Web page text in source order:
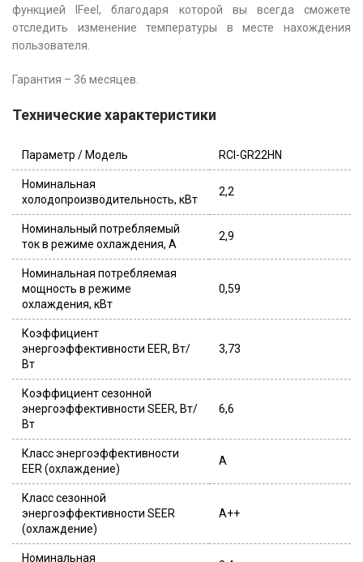
функцией IFeel, благодаря которой вы всегда сможете
отследить изменение температуры в месте нахождения
пользователя.
Гарантия – 36 месяцев.
Технические характеристики
Параметр / Модель RCI-GR22HN
Номинальная
холодопроизводительность, кВт
2,2
Номинальный потребляемый
ток в режиме охлаждения, A
2,9
Номинальная потребляемая
мощность в режиме
охлаждения, кВт
0,59
Коэффициент
энергоэффективности EER, Вт/
Вт
3,73
Коэффициент сезонной
энергоэффективности SEER, Вт/
Вт
6,6
Класс энергоэффективности
EER (охлаждение)
A
Класс сезонной
энергоэффективности SEER
(охлаждение)
A++
Номинальная